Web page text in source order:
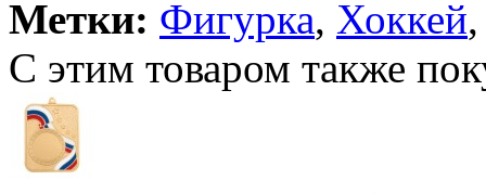
Метки: Фигурка, Хоккей
С этим товаром также